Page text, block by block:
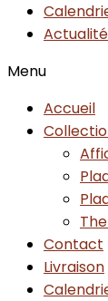
Menu
Accueil
Contact
Livraison